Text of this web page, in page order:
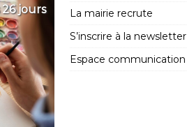
i
o
n
d
e
v
u
jours
La mairie recrute
S’inscrire à la newsletter
Espace communication